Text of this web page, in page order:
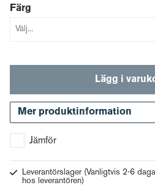
Färg
Lägg i
Mer produktinformation
Jämför
Leverantörslager (Vanligtvis 2-6
hos leverantören)